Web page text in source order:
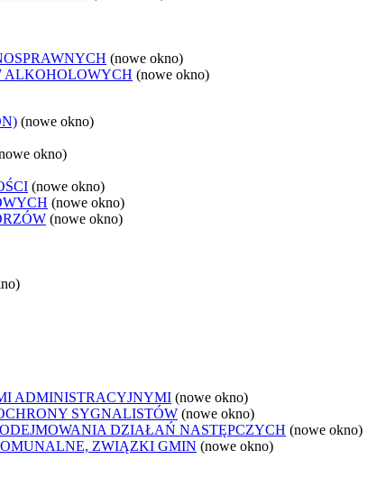
(nowe okno)
ALKOHOLOWYCH (nowe okno)
(nowe okno)
okno)
(nowe okno)
(nowe okno)
(nowe okno)
ADMINISTRACYJNYMI (nowe okno)
SYGNALISTÓW (nowe okno)
DZIAŁAŃ NASTĘPCZYCH (nowe okno)
ZWIĄZKI GMIN (nowe okno)